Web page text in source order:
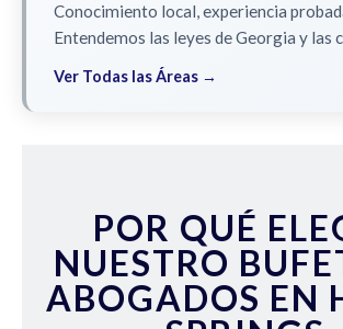
Conocimiento local, experiencia
Entendemos las leyes de Georgia y las
Ver Todas las Áreas →
POR QUÉ
NUESTRO
ABOGADOS EN